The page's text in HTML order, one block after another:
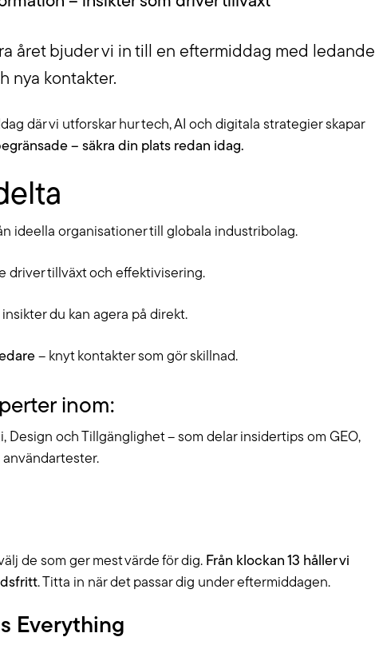
året bjuder vi in till en eftermiddag med ledande
nya kontakter.
där vi utforskar hur tech, AI och digitala strategier skapar
– säkra din plats redan idag.
ideella organisationer till globala industribolag.
driver tillväxt och effektivisering.
insikter du kan agera på direkt.
– knyt kontakter som gör skillnad.
inom:
Design och Tillgänglighet – som delar insidertips om GEO,
de som ger mest värde för dig. Från klockan 13 håller vi
. Titta in när det passar dig under eftermiddagen.
Everything